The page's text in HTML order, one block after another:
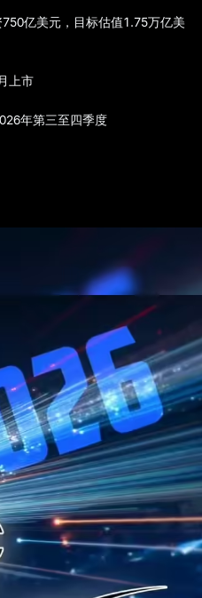
亿美元，目标估值1.75万亿美
上市
年第三至四季度